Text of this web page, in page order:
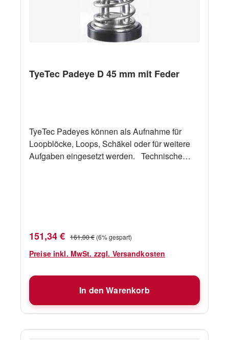
TyeTec Padeye D 45 mm mit Feder
TyeTec Padeyes können als Aufnahme für
Loopblöcke, Loops, Schäkel oder für weitere
Aufgaben eingesetzt werden. Technische
Verkaufspreis:
151,34 € Regulärer Preis:
161,00 € (6% gespart)
Preise inkl. MwSt. zzgl. Versandkosten
In den Warenkorb